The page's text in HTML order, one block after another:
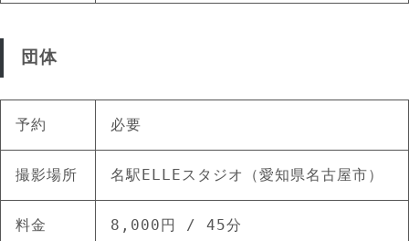
団体
予約 必要
撮影場所 名駅ELLEスタジオ（愛知県名古屋市）
料金 8,000円 / 45分